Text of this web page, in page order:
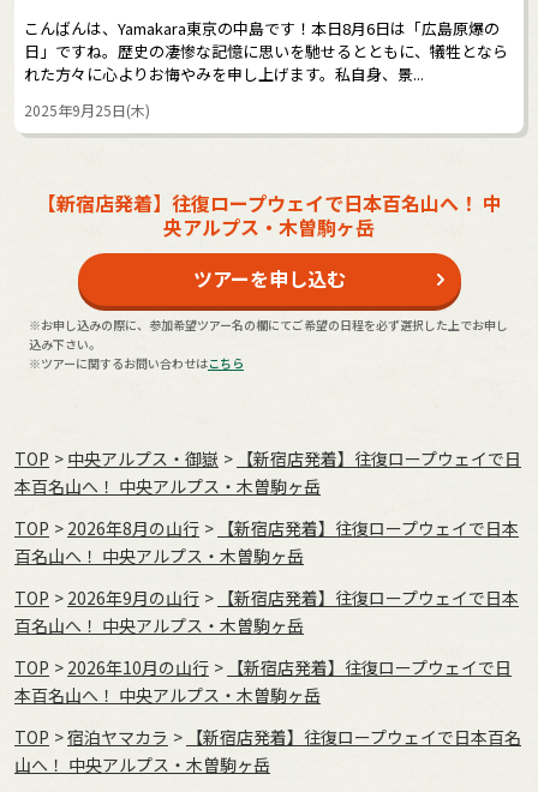
こんばんは、Yamakara東京の中島です！本日8月6日は「広島原爆の
日」ですね。歴史の凄惨な記憶に思いを馳せるとともに、犠牲となら
れた方々に心よりお悔やみを申し上げます。私自身、景...
2025年9月25日(木)
【新宿店発着】往復ロープウェイで日本百名山へ！ 中
央アルプス・木曽駒ヶ岳
ツアーを申し込む
※お申し込みの際に、参加希望ツアー名の欄にてご希望の日程を必ず選択した上でお申し
込み下さい。
※ツアーに関するお問い合わせはこちら
TOP 中央アルプス・御嶽
【新宿店発着】往復ロープウェイで日
本百名山へ！ 中央アルプス・木曽駒ヶ岳
TOP
2026年8月の⼭⾏
【新宿店発着】往復ロープウェイで日本
百名山へ！ 中央アルプス・木曽駒ヶ岳
TOP
2026年9月の⼭⾏
【新宿店発着】往復ロープウェイで日本
百名山へ！ 中央アルプス・木曽駒ヶ岳
TOP
2026年10月の⼭⾏
【新宿店発着】往復ロープウェイで日
本百名山へ！ 中央アルプス・木曽駒ヶ岳
TOP
宿泊ヤマカラ
【新宿店発着】往復ロープウェイで日本百名
山へ！ 中央アルプス・木曽駒ヶ岳